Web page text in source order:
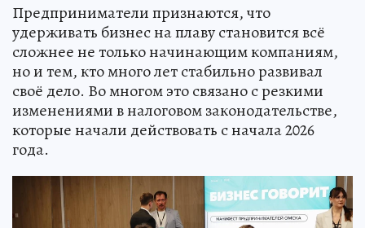
Предприниматели признаются, что
удерживать бизнес на плаву становится всё
сложнее не только начинающим компаниям,
но и тем, кто много лет стабильно развивал
своё дело. Во многом это связано с резкими
изменениями в налоговом законодательстве,
которые начали действовать с начала 2026
года.